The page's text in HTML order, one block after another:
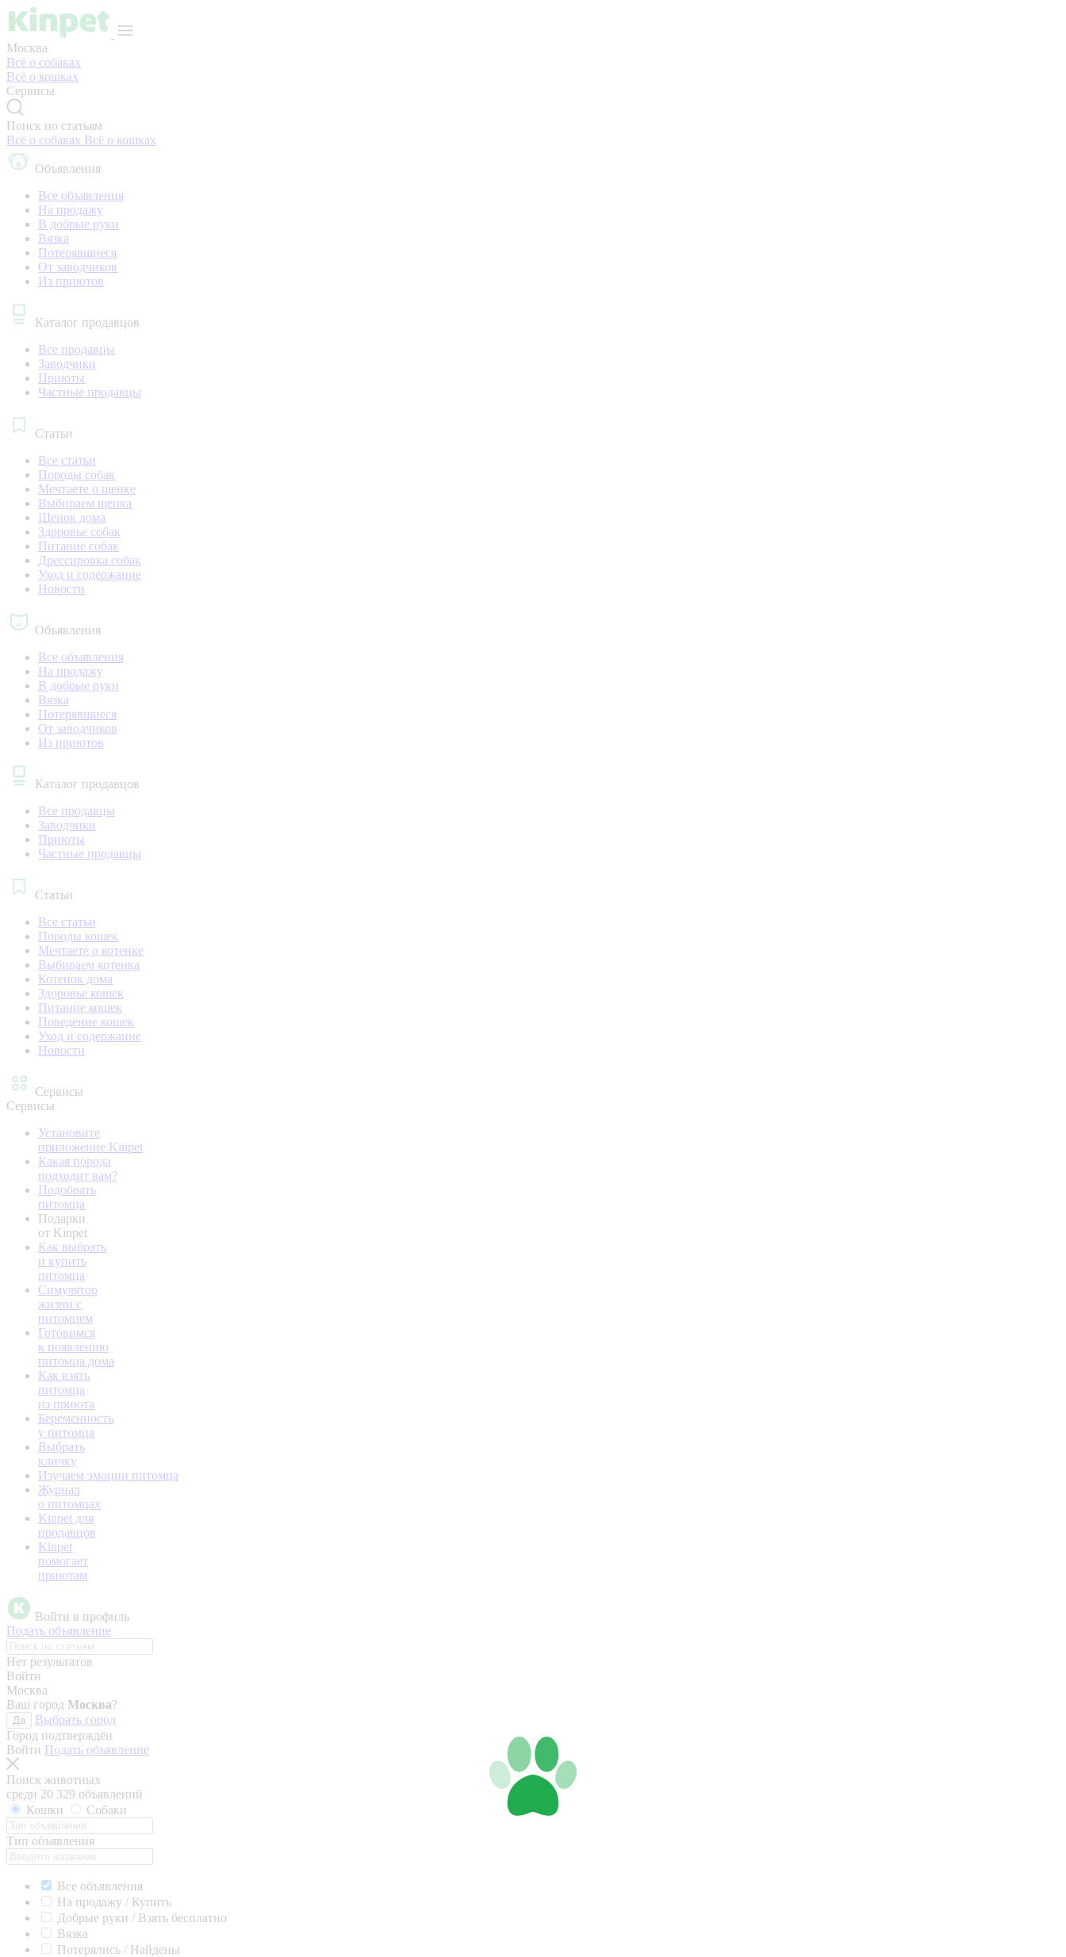
Москва
Всё о собаках
Всё о кошках
Сервисы
Поиск по статьям
Всё о собаках Всё о кошках
Объявления
Все объявления
На продажу
В добрые руки
Вязка
Потерявшиеся
От заводчиков
Из приютов
Каталог продавцов
Все продавцы
Заводчики
Приюты
Частные продавцы
Статьи
Все статьи
Породы собак
Мечтаете о щенке
Выбираем щенка
Щенок дома
Здоровье собак
Питание собак
Дрессировка собак
Уход и содержание
Новости
Объявления
Все объявления
На продажу
В добрые руки
Вязка
Потерявшиеся
От заводчиков
Из приютов
Каталог продавцов
Все продавцы
Заводчики
Приюты
Частные продавцы
Статьи
Все статьи
Породы кошек
Мечтаете о котенке
Выбираем котенка
Котенок дома
Здоровье кошек
Питание кошек
Поведение кошек
Уход и содержание
Новости
Сервисы
Сервисы
Установите
приложение Kinpet
Какая порода
подходит вам?
Подобрать
питомца
Подарки
от Kinpet
Как выбрать
и купить
питомца
Симулятор
жизни с
питомцем
Готовимся
к появлению
питомца дома
Как взять
питомца
из приюта
Беременность
у питомца
Выбрать
кличку
Изучаем эмоции питомца
Журнал
о питомцах
Kinpet для
продавцов
Kinpet
помогает
приютам
Войти в профиль
Подать объявление
Нет результатов
Войти
Москва
Ваш город Москва?
Да
Выбрать город
Город подтверждён
Войти Подать объявление
Поиск животных
среди 20 329 объявлений
Кошки
Собаки
Тип объявления
Все объявления
На продажу / Купить
Добрые руки / Взять бесплатно
Вязка
Потерялись / Найдены